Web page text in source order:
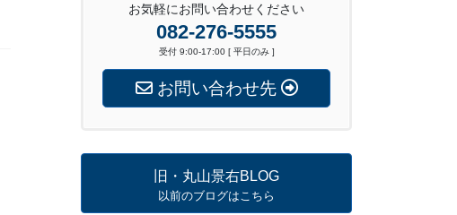
お気軽にお問い合わせください
082-276-5555
受付 9:00-17:00 [ 平日のみ ]
お問い合わせ先
旧・丸山景右BLOG
以前のブログはこちら